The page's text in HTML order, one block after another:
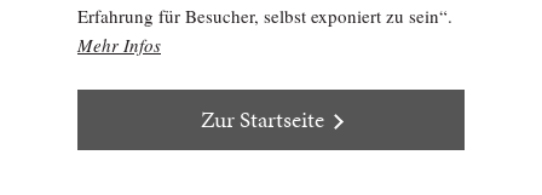
Erfahrung für Besucher, selbst exponiert zu sein“.
Mehr Infos
Zur Startseite